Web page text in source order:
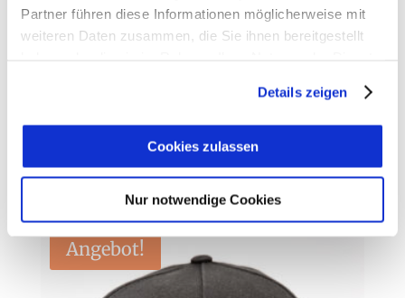
Partner führen diese Informationen möglicherweise mit
weiteren Daten zusammen, die Sie ihnen bereitgestellt
Details zeigen
Cookies zulassen
Nur notwendige Cookies
IRIE SNAPBACK CAP GREY
29,90€
Angebot!